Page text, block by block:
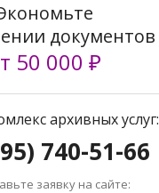
документов
50 000 ₽
архивных услуг:
740-51-66
заявку на сайте: